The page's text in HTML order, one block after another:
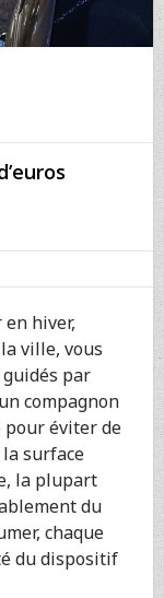
hiver,
ville, vous
par
compagnon
éviter de
la surface
la plupart
du
chaque
du dispositif